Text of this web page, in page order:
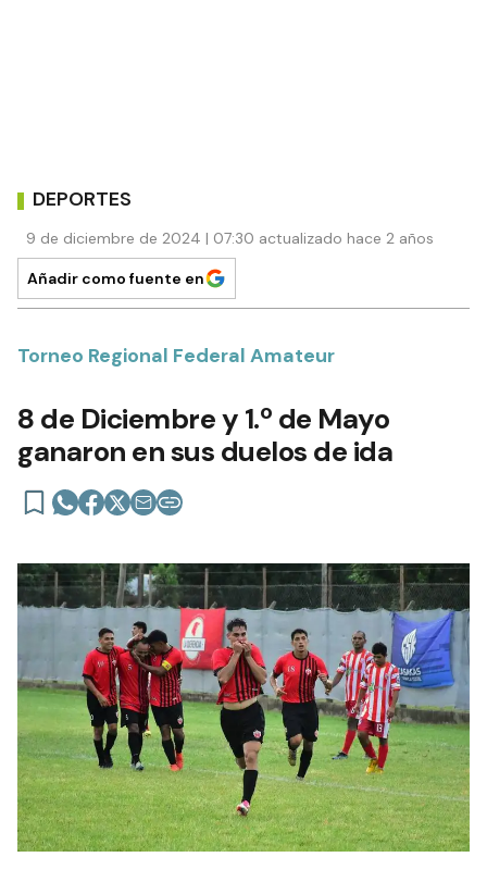
DEPORTES
9 de diciembre de 2024 | 07:30 actualizado hace 2 años
Añadir como fuente en
Torneo Regional Federal Amateur
8 de Diciembre y 1.º de Mayo
ganaron en sus duelos de ida